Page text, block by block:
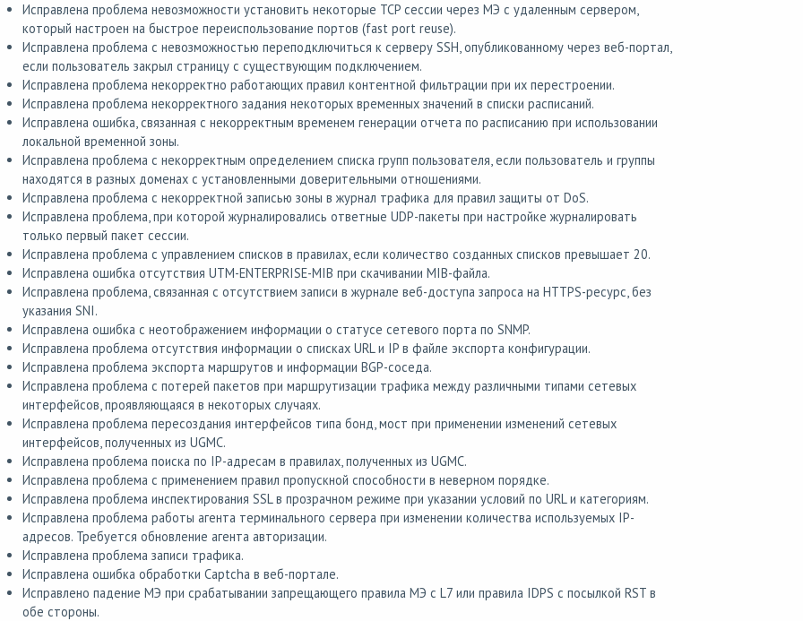
Исправлена проблема невозможности установить некоторые TCP сессии через МЭ с удаленным сервером,
который настроен на быстрое переиспользование портов (fast port reuse).
Исправлена проблема с невозможностью переподключиться к серверу SSH, опубликованному через веб-портал,
если пользователь закрыл страницу с существующим подключением.
Исправлена проблема некорректно работающих правил контентной фильтрации при их перестроении.
Исправлена проблема некорректного задания некоторых временных значений в списки расписаний.
Исправлена ошибка, связанная с некорректным временем генерации отчета по расписанию при использовании
локальной временной зоны.
Исправлена проблема с некорректным определением списка групп пользователя, если пользователь и группы
находятся в разных доменах с установленными доверительными отношениями.
Исправлена проблема с некорректной записью зоны в журнал трафика для правил защиты от DoS.
Исправлена проблема, при которой журналировались ответные UDP-пакеты при настройке журналировать
только первый пакет сессии.
Исправлена проблема с управлением списков в правилах, если количество созданных списков превышает 20.
Исправлена ошибка отсутствия UTM-ENTERPRISE-MIB при скачивании MIB-файла.
Исправлена проблема, связанная с отсутствием записи в журнале веб-доступа запроса на HTTPS-ресурс, без
указания SNI.
Исправлена ошибка с неотображением информации о статусе сетевого порта по SNMP.
Исправлена проблема отсутствия информации о списках URL и IP в файле экспорта конфигурации.
Исправлена проблема экспорта маршрутов и информации BGP-соседа.
Исправлена проблема с потерей пакетов при маршрутизации трафика между различными типами сетевых
интерфейсов, проявляющаяся в некоторых случаях.
Исправлена проблема пересоздания интерфейсов типа бонд, мост при применении изменений сетевых
интерфейсов, полученных из UGMC.
Исправлена проблема поиска по IP-адресам в правилах, полученных из UGMC.
Исправлена проблема с применением правил пропускной способности в неверном порядке.
Исправлена проблема инспектирования SSL в прозрачном режиме при указании условий по URL и категориям.
Исправлена проблема работы агента терминального сервера при изменении количества используемых IP-
адресов. Требуется обновление агента авторизации.
Исправлена проблема записи трафика.
Исправлена ошибка обработки Captcha в веб-портале.
Исправлено падение МЭ при срабатывании запрещающего правила МЭ с L7 или правила IDPS с посылкой RST в
обе стороны.